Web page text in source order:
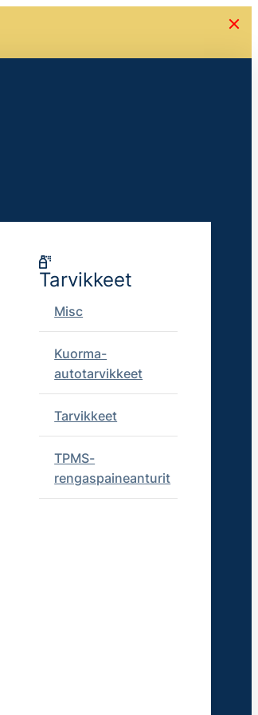
Tarvikkeet
Misc
Kuorma-
autotarvikkeet
Tarvikkeet
TPMS-
rengaspaineanturit